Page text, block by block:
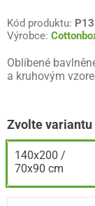
Kód produktu:
Výrobce:
Oblíbené
a kruhovým
Zvolte variantu
140x200 /
70x90 cm